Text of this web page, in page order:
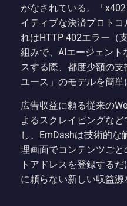
がなされている。「
イティブな決済プロト
れはHTTP 402エラー（
組みで、AIエージェン
スする際、都度少額の
ユース」のモデルを簡単
広告収益に頼る従来の
よるスクレイピングな
し、EmDashは技術的な
理画面でコンテンツご
トアドレスを登録する
に頼らない新しい収益源